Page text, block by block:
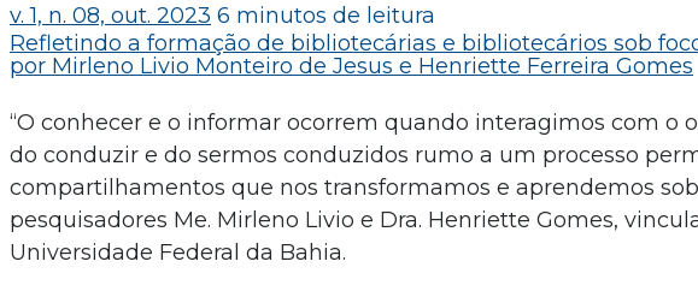
v. 1, n. 08, out. 2023 6 minutos de leitura
Refletindo a formação de bibliotecárias e bibliotecários sob
por Mirleno Livio Monteiro de Jesus e Henriette Ferreira Gomes
“O conhecer e o informar ocorrem quando interagimos com
do conduzir e do sermos conduzidos rumo a um processo
compartilhamentos que nos transformamos e aprendemos
pesquisadores Me. Mirleno Livio e Dra. Henriette Gomes,
Universidade Federal da Bahia.